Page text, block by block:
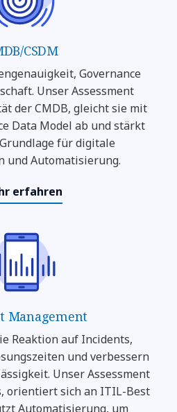
CSDM
Governance
Unser Assessment
der CMDB, gleicht sie mit
Data Model ab und stärkt
für digitale
und Automatisierung.
erfahren
Management
Reaktion auf Incidents,
und verbessern
Unser Assessment
orientiert sich an ITIL-Best
Automatisierung, um